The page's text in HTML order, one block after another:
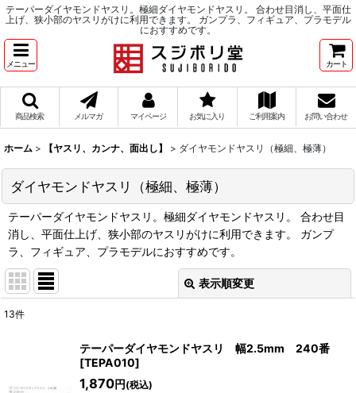
テーパーダイヤモンドヤスリ。極細ダイヤモンドヤスリ。 合わせ目消し、平面仕
上げ、狭小部のヤスリがけに利用できます。 ガンプラ、フィギュア、プラモデル
におすすめです。
メニュー カート
商品検索 メルマガ マイページ お気に入り ご利用案内 お問い合わせ
ホーム > 【ヤスリ、カンナ、面出し】 > ダイヤモンドヤスリ（極細、極薄）
ダイヤモンドヤスリ（極細、極薄）
テーパーダイヤモンドヤスリ。極細ダイヤモンドヤスリ。 合わせ目
消し、平面仕上げ、狭小部のヤスリがけに利用できます。 ガンプ
ラ、フィギュア、プラモデルにおすすめです。
表示順変更
13件
テーパーダイヤモンドヤスリ 幅2.5mm 240番
[TEPA010]
1,870円 (税込)